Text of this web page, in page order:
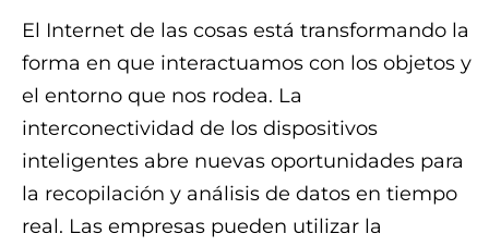
El Internet de las cosas está transformando la
forma en que interactuamos con los objetos y
el entorno que nos rodea. La
interconectividad de los dispositivos
inteligentes abre nuevas oportunidades para
la recopilación y análisis de datos en tiempo
real. Las empresas pueden utilizar la